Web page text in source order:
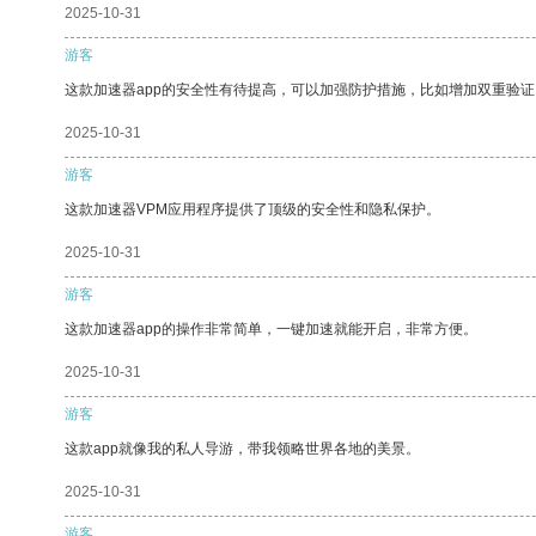
2025-10-31
游客
这款加速器app的安全性有待提高，可以加强防护措施，比如增加双重验
2025-10-31
游客
这款加速器VPM应用程序提供了顶级的安全性和隐私保护。
2025-10-31
游客
这款加速器app的操作非常简单，一键加速就能开启，非常方便。
2025-10-31
游客
这款app就像我的私人导游，带我领略世界各地的美景。
2025-10-31